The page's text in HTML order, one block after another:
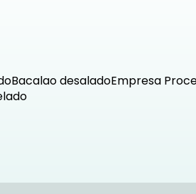
Bacalao desaladoEmpresa